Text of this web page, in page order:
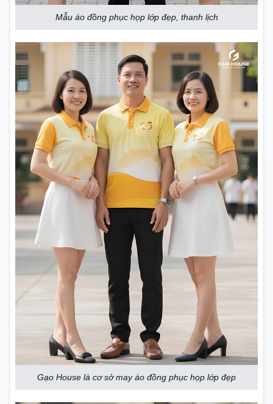
Mẫu áo đồng phục họp lớp đẹp, thanh lịch
Gạo House là cơ sở may áo đồng phục họp lớp đẹp